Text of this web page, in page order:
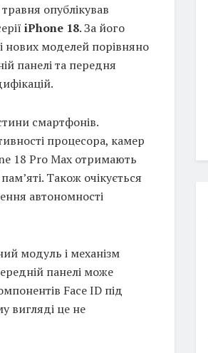
опублікував
iPhone 18. За його
нових моделей порівняно
панелі та передня
смартфонів.
процесора, камер
18 Pro Max отримають
Також очікується
автономності
модуль і механізм
панелі може
Face ID під
вигляді це не